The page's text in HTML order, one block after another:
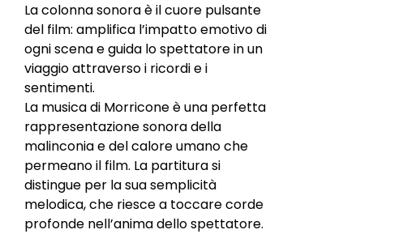
La colonna sonora è il cuore pulsante
del film: amplifica l’impatto emotivo di
ogni scena e guida lo spettatore in un
viaggio attraverso i ricordi e i
sentimenti.
La musica di Morricone è una perfetta
rappresentazione sonora della
malinconia e del calore umano che
permeano il film. La partitura si
distingue per la sua semplicità
melodica, che riesce a toccare corde
profonde nell’anima dello spettatore.